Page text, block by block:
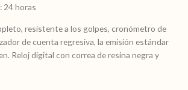
24 horas
resistente a los golpes, cronómetro de
de cuenta regresiva, la emisión estándar
Reloj digital con correa de resina negra y